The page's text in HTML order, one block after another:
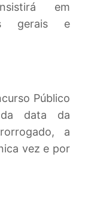
em
gerais e
Público
data da
a
vez e por